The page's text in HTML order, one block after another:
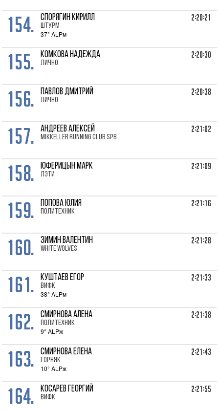
154. СПОРЯГИН Кирилл
Штурм
37° ALPм
2:20:21
155. КОМКОВА Надежда
лично
2:20:30
156. ПАВЛОВ Дмитрий
лично
2:20:38
157. АНДРЕЕВ Алексей
Mikkeller Running Club SPb
2:21:02
158. ЮФЕРИЦЫН Марк
ЛЭТИ
2:21:09
159. ПОПОВА Юлия
Политехник
2:21:16
160. ЗИМИН Валентин
WHITE WOLVES
2:21:28
161. КУШТАЕВ Егор
ВИФК
38° ALPм
2:21:33
162. СМИРНОВА Алена
Политехник
9° ALPж
2:21:38
163. СМИРНОВА Елена
Горняк
10° ALPж
2:21:43
164. КОСАРЕВ Георгий
ВИФК
2:21:55